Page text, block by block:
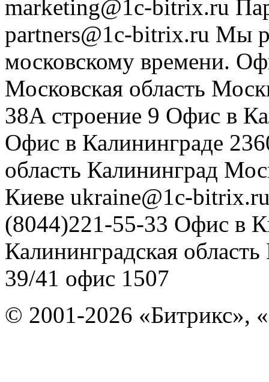
marketing@1c-bitrix.ru
partners@1c-bitrix.ru Мы
московскому времени.
Московская область
38А строение 9 Офис в
Офис в Калининграде
область Калининград
Киеве ukraine@1c-
(8044)221-55-33 Офис в
Калининградская область
39/41 офис 1507
© 2001-2026 «Битрикс»,